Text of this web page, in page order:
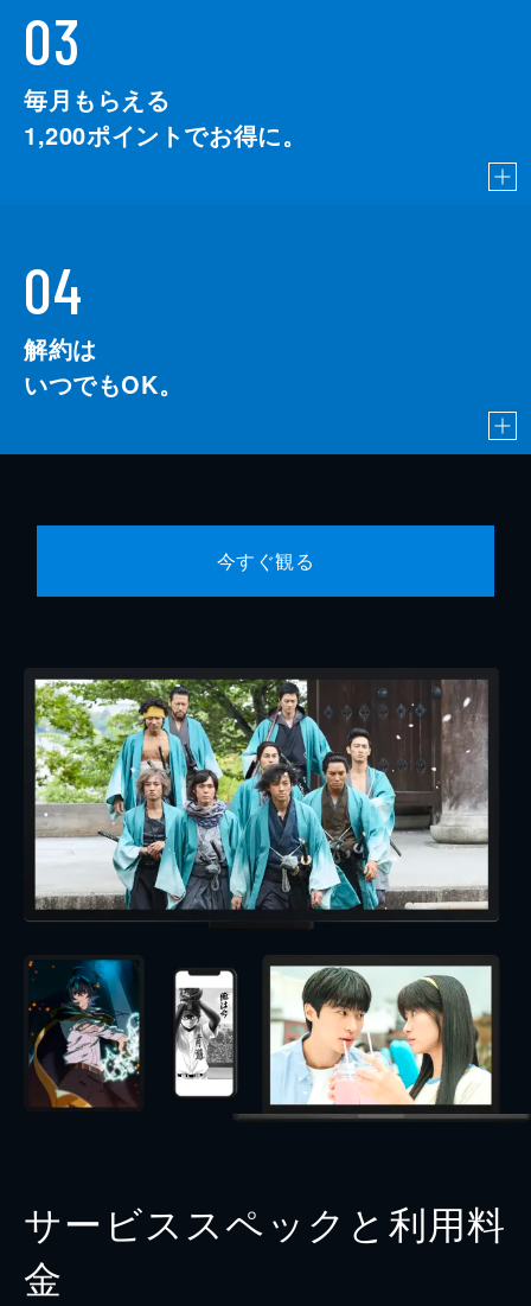
03
毎月もらえる
1,200ポイントでお得に。
04
解約は
いつでもOK。
今すぐ観る
サービススペックと利用料
金